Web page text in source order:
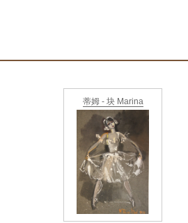
蒂姆 - 块 Marina